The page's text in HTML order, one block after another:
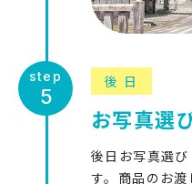
後日
お写真選
後日お写真選
す。商品のお